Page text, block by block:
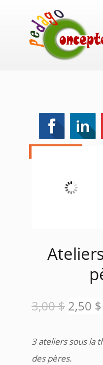
3,00$ Le
initial
2,50 $
3 ateliers sous la
des pères.